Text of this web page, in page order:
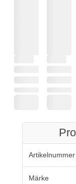
Artikelnummer
Märke